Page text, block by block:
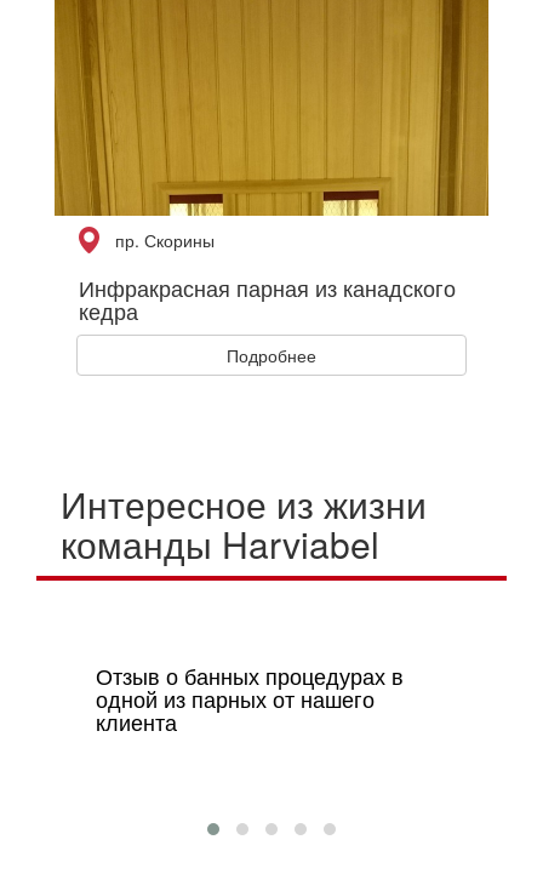
пр. Скорины
Инфракрасная парная из канадского
кедра
Подробнее
Интересное из жизни
команды Harviabel
Отзыв о банных процедурах в
одной из парных от нашего
клиента